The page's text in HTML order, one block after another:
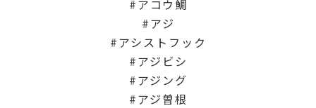
アコウ鯛
アジ
アシストフック
アジビシ
アジング
アジ曽根